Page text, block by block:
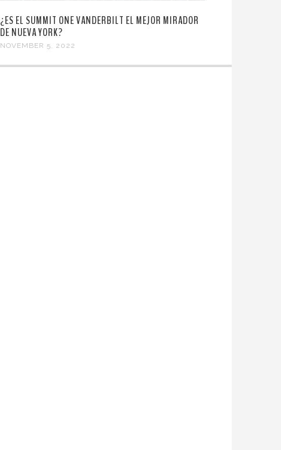
¿ES EL SUMMIT ONE VANDERBILT EL MEJOR MIRADOR
DE NUEVA YORK?
NOVEMBER 5, 2022